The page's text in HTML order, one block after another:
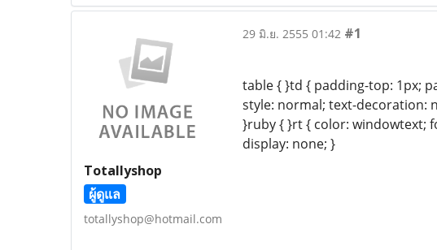
Totallyshop
ผู้ดูแล
totallyshop@hotmail.com
29 มิ.ย. 2555 01:42 #1
table { }td { padding-top: 1px;
style: normal; text-decoration:
}ruby { }rt { color: windowtext;
display: none; }